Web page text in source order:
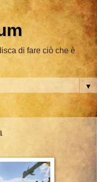
di fare ciò che è
▼